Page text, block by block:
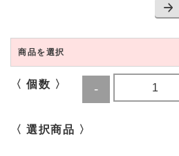
商品を選択
〈 個数 〉
〈 選択商品 〉